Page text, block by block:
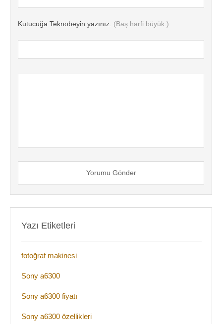
Kutucuğa Teknobeyin yazınız. (Baş harfi büyük.)
Yorumu Gönder
Yazı Etiketleri
fotoğraf makinesi
Sony a6300
Sony a6300 fiyatı
Sony a6300 özellikleri